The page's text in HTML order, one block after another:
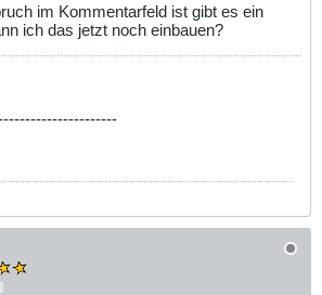
im Kommentarfeld ist gibt es ein
ich das jetzt noch einbauen?